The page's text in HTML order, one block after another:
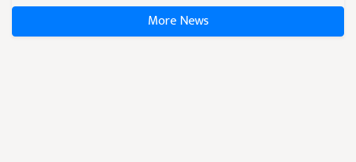
More News